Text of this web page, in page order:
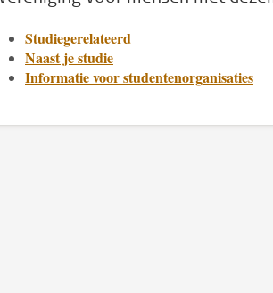
Studiegerelateerd
Naast je studie
Informatie voor studentenorganisaties